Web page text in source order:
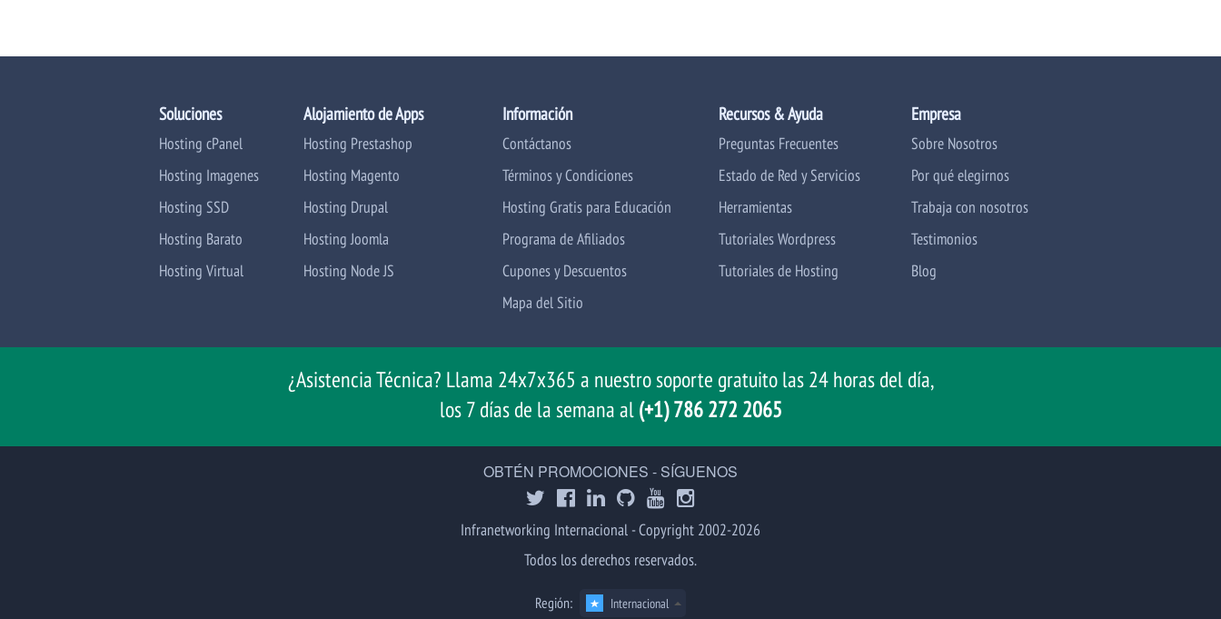
Soluciones
Hosting cPanel
Hosting Imagenes
Hosting SSD
Hosting Barato
Hosting Virtual
Alojamiento de Apps
Hosting Prestashop
Hosting Magento
Hosting Drupal
Hosting Joomla
Hosting Node JS
Información
Contáctanos
Términos y Condiciones
Hosting Gratis para Educación
Programa de Afiliados
Cupones y Descuentos
Mapa del Sitio
Recursos & Ayuda
Preguntas Frecuentes
Estado de Red y Servicios
Herramientas
Tutoriales Wordpress
Tutoriales de Hosting
Empresa
Sobre Nosotros
Por qué elegirnos
Trabaja con nosotros
Testimonios
Blog
¿Asistencia Técnica? Llama 24x7x365 a nuestro soporte gratuito las 24 horas del día,
los 7 días de la semana al(+1) 786 272 2065
OBTÉN PROMOCIONES - SÍGUENOS
Infranetworking Internacional - Copyright 2002-2026
Todos los derechos reservados.
Región: Internacional